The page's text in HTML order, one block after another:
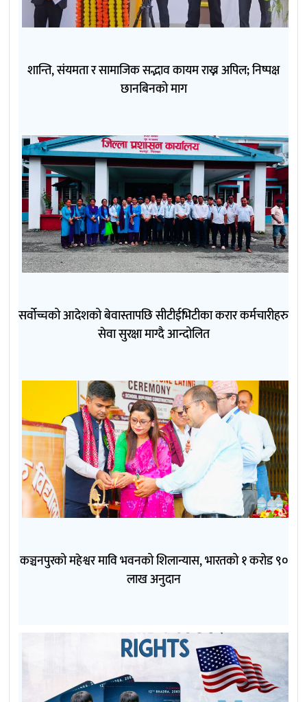
शान्ति, संयमता र सामाजिक सद्भाव कायम राख्न अपिल; निष्पक्ष
छानबिनको माग
सर्वोच्चको आदेशको बेवास्तापछि सीटीईभिटीका करार कर्मचारीहरु
सेवा सुरक्षा माग्दै आन्दोलित
कञ्चनपुरको महेश्वर मावि भवनको शिलान्यास, भारतको १ करोड ९०
लाख अनुदान